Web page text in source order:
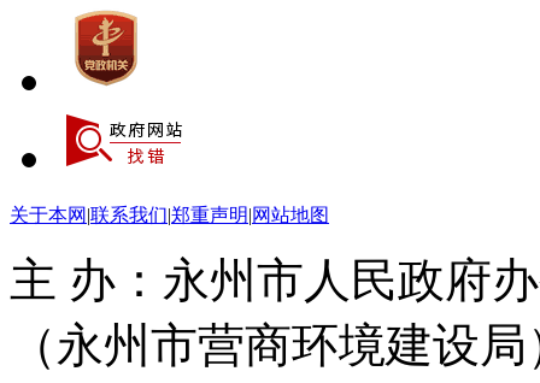
关于本网 |联系我们|郑重声明|网站地图
主 办：永州市人民政府
（永州市营商环境建设局